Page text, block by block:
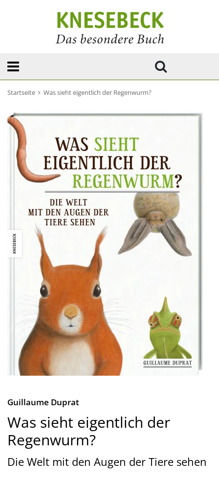
Startseite Was sieht eigentlich der Regenwurm?
Guillaume Duprat
Was sieht eigentlich der
Regenwurm?
Die Welt mit den Augen der Tiere sehen